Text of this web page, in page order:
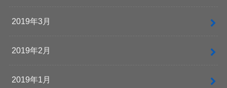
2019年3月
2019年2月
2019年1月